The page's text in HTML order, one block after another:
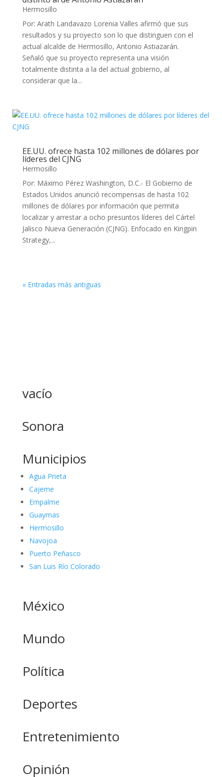
Hermosillo
Por: Arath Landavazo Lorenia Valles afirmó que sus
resultados y su proyecto son lo que distinguen con el
actual alcalde de Hermosillo, Antonio Astiazarán.
Señaló que su proyecto representa una visión
totalmente distinta a la del actual gobierno, al
considerar que la...
EE.UU. ofrece hasta 102 millones de dólares por
líderes del CJNG
Hermosillo
Por: Máximo Pérez Washington, D.C.- El Gobierno de
Estados Unidos anunció recompensas de hasta 102
millones de dólares por información que permita
localizar y arrestar a ocho presuntos líderes del Cártel
Jalisco Nueva Generación (CJNG). Enfocado en Kingpin
Strategy,...
« Entradas más antiguas
vacío
Sonora
Municipios
Agua Prieta
Cajeme
Empalme
Guaymas
Hermosillo
Navojoa
Puerto Peñasco
San Luis Río Colorado
México
Mundo
Política
Deportes
Entretenimiento
Opinión